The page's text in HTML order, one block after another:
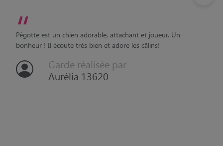
“
Pégotte est un chien adorable, attachant et joueur. Un
bonheur ! Il écoute très bien et adore les câlins!
Garde réalisée par
Aurélia 13620